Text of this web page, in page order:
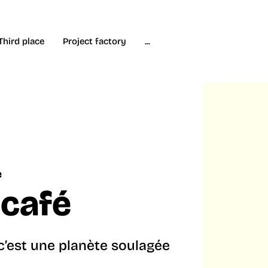
place Project factory ...
une planète soulagée